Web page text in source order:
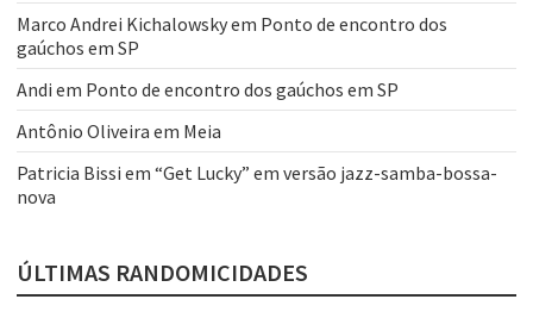
Marco Andrei Kichalowskyem Ponto de encontro dos
gaúchos em SP
Andi em Ponto de encontro dos gaúchos em SP
Antônio Oliveira em Meia
Patricia Bissi em “Get Lucky” em versão jazz-samba-bossa-
nova
ÚLTIMAS RANDOMICIDADES